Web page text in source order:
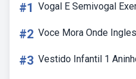
#1 Vogal E Semivogal
#2 Voce Mora Onde Ingles
#3 Vestido Infantil 1